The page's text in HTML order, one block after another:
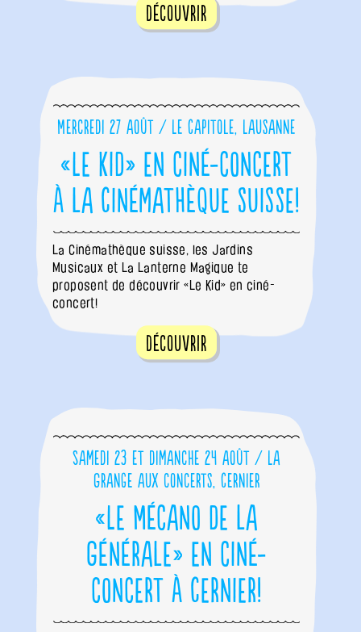
Découvrir
Mercredi 27 août / Le Capitole, Lausanne
«Le Kid» en ciné-concert
à la Cinémathèque suisse!
La Cinémathèque suisse, les Jardins
Musicaux et La Lanterne Magique te
proposent de découvrir «Le Kid» en ciné-
concert!
Découvrir
Samedi 23 et dimanche 24 août / La
Grange aux concerts, Cernier
«Le Mécano de la
Générale» en ciné-
concert à Cernier!